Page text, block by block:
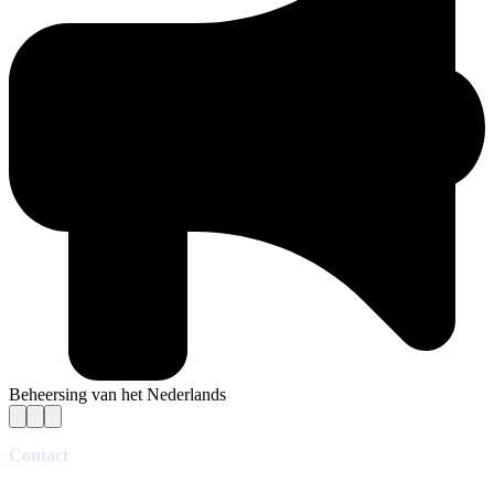
Beheersing van het Nederlands
Contact